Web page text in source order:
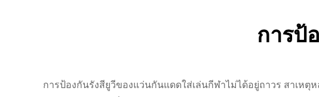
การป้
การป้องกันรังสียูวีของแว่นกันแดดใส่เล่นกีฬาไม่ได้อยู่ถาวร สาเห